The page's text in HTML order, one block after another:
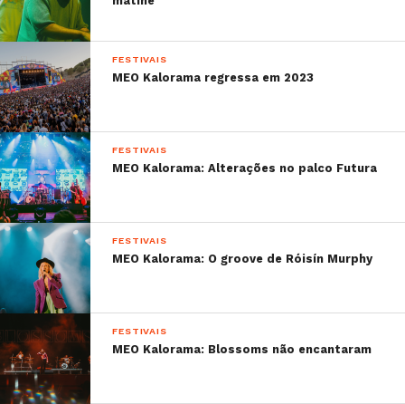
FESTIVAIS
MEO Kalorama regressa em 2023
FESTIVAIS
MEO Kalorama: Alterações no palco Futura
FESTIVAIS
MEO Kalorama: O groove de Róisín Murphy
FESTIVAIS
MEO Kalorama: Blossoms não encantaram